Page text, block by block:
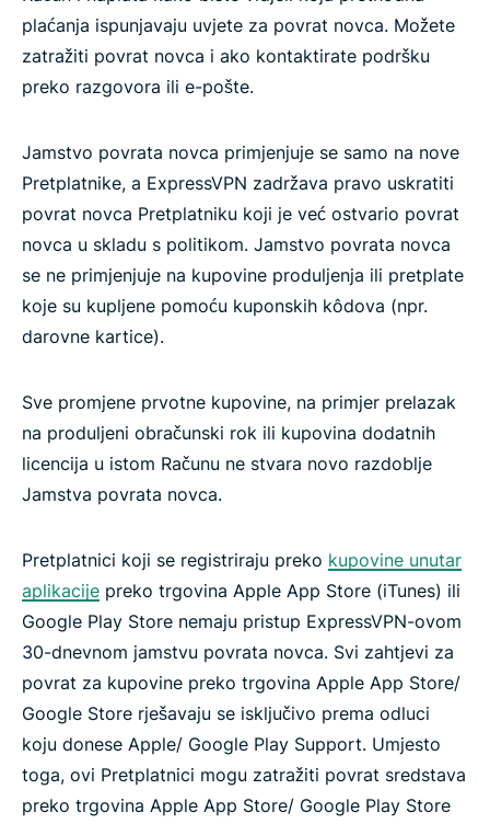
plaćanja ispunjavaju uvjete za povrat novca. Možete
zatražiti povrat novca i ako kontaktirate podršku
preko razgovora ili e-pošte.
Jamstvo povrata novca primjenjuje se samo na nove
Pretplatnike, a ExpressVPN zadržava pravo uskratiti
povrat novca Pretplatniku koji je već ostvario povrat
novca u skladu s politikom. Jamstvo povrata novca
se ne primjenjuje na kupovine produljenja ili pretplate
koje su kupljene pomoću kuponskih kôdova (npr.
darovne kartice).
Sve promjene prvotne kupovine, na primjer prelazak
na produljeni obračunski rok ili kupovina dodatnih
licencija u istom Računu ne stvara novo razdoblje
Jamstva povrata novca.
Pretplatnici koji se registriraju preko kupovine unutar
aplikacije preko trgovina Apple App Store (iTunes) ili
Google Play Store nemaju pristup ExpressVPN-ovom
30-dnevnom jamstvu povrata novca. Svi zahtjevi za
povrat za kupovine preko trgovina Apple App Store/
Google Store rješavaju se isključivo prema odluci
koju donese Apple/ Google Play Support. Umjesto
toga, ovi Pretplatnici mogu zatražiti povrat sredstava
preko trgovina Apple App Store/ Google Play Store